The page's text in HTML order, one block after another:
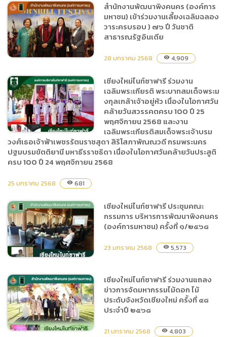
เชียงใหม่ไนท์ซาฟารี เปิดตัว
“ลูกโฮยีน่าลายแถบ” สัตว์ที่หา
ดูยากในประเทศไทย
สำนักงานพัฒนาพิงคนคร
(องค์การมหาชน) เข้าร่วมงาน
เลี้ยงเฉลิมฉลองวาระครบรอบ
) ๗๖ ปี วันชาติสาธารณรัฐ
อินเดีย
สำนักงานพัฒนาพิงคนคร (องค์การ
มหาชน) เข้าร่วมงานเลี้ยงเฉลิมฉลอง
วาระครบรอบ ) ๗๖ ปี วันชาติ
สาธารณรัฐอินเดีย
28 มกราคม 2568 visibility 4,909
เชียงใหม่ไนท์ซาฟารี ร่วมงาน
เฉลิมพระเกียรติ พระบาทสม
เด็จพระมงกุลเกล้าเจ้าอยู่หัว
เนื่องในโอกาศวันคล้ายวัน
สวรรคตครบ 100 ปี 25
พฤศจิกายน 2568 และงาน
เฉลิมพระเกียรติสมเด็จ
พระเจ้าบรมวงศ์เธอเจ้าฟ้า
พัณณวดี กรมพระนครปฐม
บรมขัตติยานี มหาธีรราชธิดา
เนื่องในโอกาศวันคล้ายวัน
ประสูติครบ 100 ปี 24
พฤศจิกายน 2568
เชียงใหม่ไนท์ซาฟารี ร่วมงาน
เฉลิมพระเกียรติ พระบาทสมเด็จพระม
งกุลเกล้าเจ้าอยู่หัว เนื่องในโอกาศวัน
คล้ายวันสวรรคตครบ 100 ปี 25
พฤศจิกายน 2568 และงาน
เฉลิมพระเกียรติสมเด็จพระเจ้าบรม
วงศ์เธอเจ้าฟ้าเพชรรัตนราชสุดา สิริโสภาพัณณวดี กรมพระนคร
ปฐมบรมขัตติยานี มหาธีรราชธิดา เนื่องในโอกาศวันคล้ายวันประสูติ
ครบ 100 ปี 24 พฤศจิกายน 2568
25 มกราคม 2568 visibility 681
เชียงใหม่ไนท์ซาฟารี ประชุม
คณะกรรมการ บริหารการ
พัฒนาพิงคนคร (องค์การ
มหาชน) ครั้งที่ ๑/๒๕๖๘
เชียงใหม่ไนท์ซาฟารี ประชุมคณะ
กรรมการ บริหารการพัฒนาพิงคนคร
(องค์การมหาชน) ครั้งที่ ๑/๒๕๖๘
23 มกราคม 2568 visibility 5,573
เชียงใหม่ไนท์ซาฟารี ร่วมงานแถลง
ข่าวการจัดมหากรรมไม้ดอก ไม้
ประดับจังหวัดเชียงใหม่ ครั้งที่ ๔๘
ประจำปี ๒๕๖๘
21 มกราคม 2568 visibility 4,803